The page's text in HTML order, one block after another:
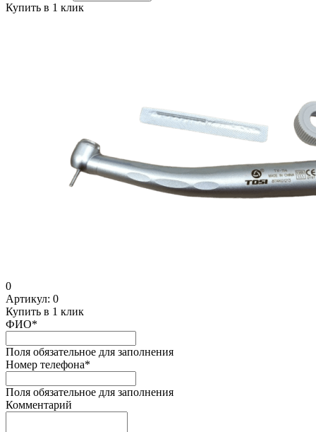
Купить в 1 клик
0
Артикул: 0
Купить в 1 клик
ФИО*
Поля обязательное для заполнения
Номер телефона*
Поля обязательное для заполнения
Комментарий